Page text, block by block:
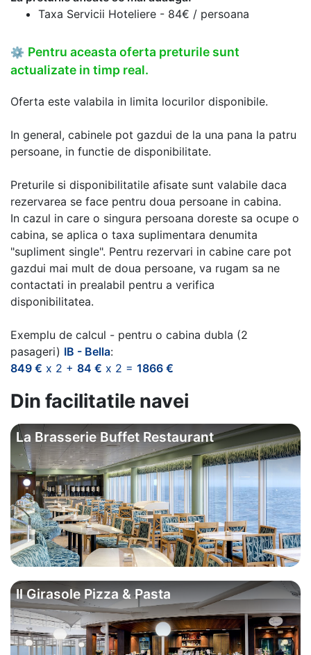
Taxa Servicii Hoteliere - 84€ / persoana
⚙ Pentru aceasta oferta preturile sunt
actualizate in timp real.
Oferta este valabila in limita locurilor disponibile.
In general, cabinele pot gazdui de la una pana la patru
persoane, in functie de disponibilitate.
Preturile si disponibilitatile afisate sunt valabile daca
rezervarea se face pentru doua persoane in cabina.
In cazul in care o singura persoana doreste sa ocupe o
cabina, se aplica o taxa suplimentara denumita
"supliment single". Pentru rezervari in cabine care pot
gazdui mai mult de doua persoane, va rugam sa ne
contactati in prealabil pentru a verifica
disponibilitatea.
Exemplu de calcul - pentru o cabina dubla (2
pasageri) IB - Bella:
849 € x 2 + 84 € x 2 = 1866 €
Din facilitatile navei
La Brasserie Buffet Restaurant
Il Girasole Pizza & Pasta